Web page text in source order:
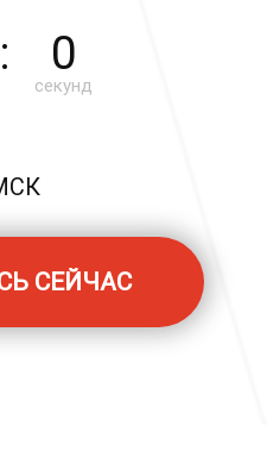
СЕЙЧАС
: 0
секунд